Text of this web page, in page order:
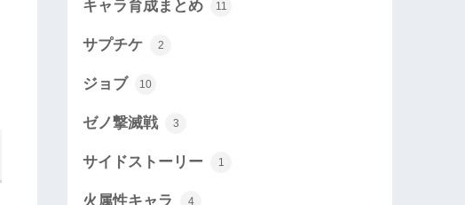
キャラ育成まとめ 11
サプチケ 2
ジョブ 10
ゼノ撃滅戦 3
サイドストーリー 1
火属性キャラ 4